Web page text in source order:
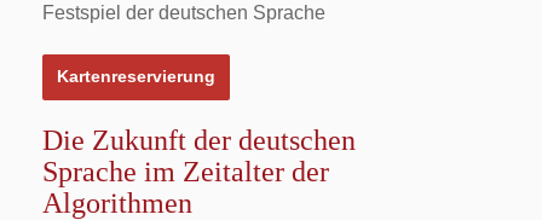
Die Zukunft der deutschen
Sprache im Zeitalter der
Algorithmen
Festspiel der deutschen Sprache
Kartenreservierung